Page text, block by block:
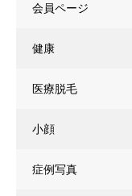
会員ページ
健康
医療脱毛
小顔
症例写真